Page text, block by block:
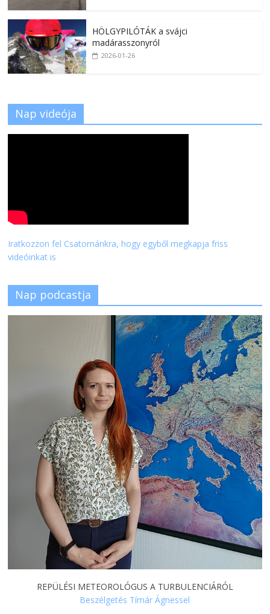
HÖLGYPILÓTÁK a svájci
madárasszonyról
2026-01-26
Nap videója
Iratkozzon fel Csatornánkra, hogy egyből megkapja friss
videóinkat is
Nap podcastja
REPÜLÉSI METEOROLÓGUS A TURBULENCIÁRÓL
Beszélgetés Tímár Ágnessel